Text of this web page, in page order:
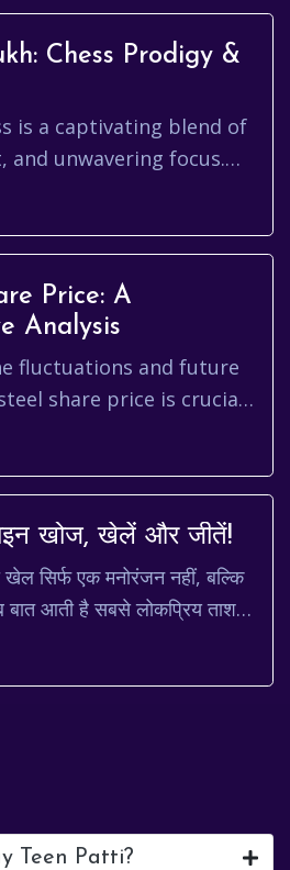
Chess Prodigy &
is a captivating blend of
unwavering focus.
stars is Divya
Price: A
Analysis
fluctuations and future
share price is crucial
Indian stock market.
खोज, खेलें और जीतें!
खेल सिर्फ एक मनोरंजन नहीं, बल्कि
आती है सबसे लोकप्रिय ताश
का नाम सबसे ऊ...
Teen Patti?